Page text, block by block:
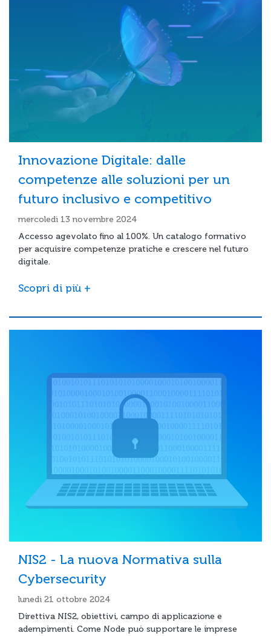
Innovazione Digitale: dalle
competenze alle soluzioni per un
futuro inclusivo e competitivo
mercoledì 13 novembre 2024
Accesso agevolato fino al 100%. Un catalogo formativo
per acquisire competenze pratiche e crescere nel futuro
digitale.
Scopri di più +
NIS2 - La nuova Normativa sulla
Cybersecurity
lunedì 21 ottobre 2024
Direttiva NIS2, obiettivi, campo di applicazione e
adempimenti. Come Node può supportare le imprese